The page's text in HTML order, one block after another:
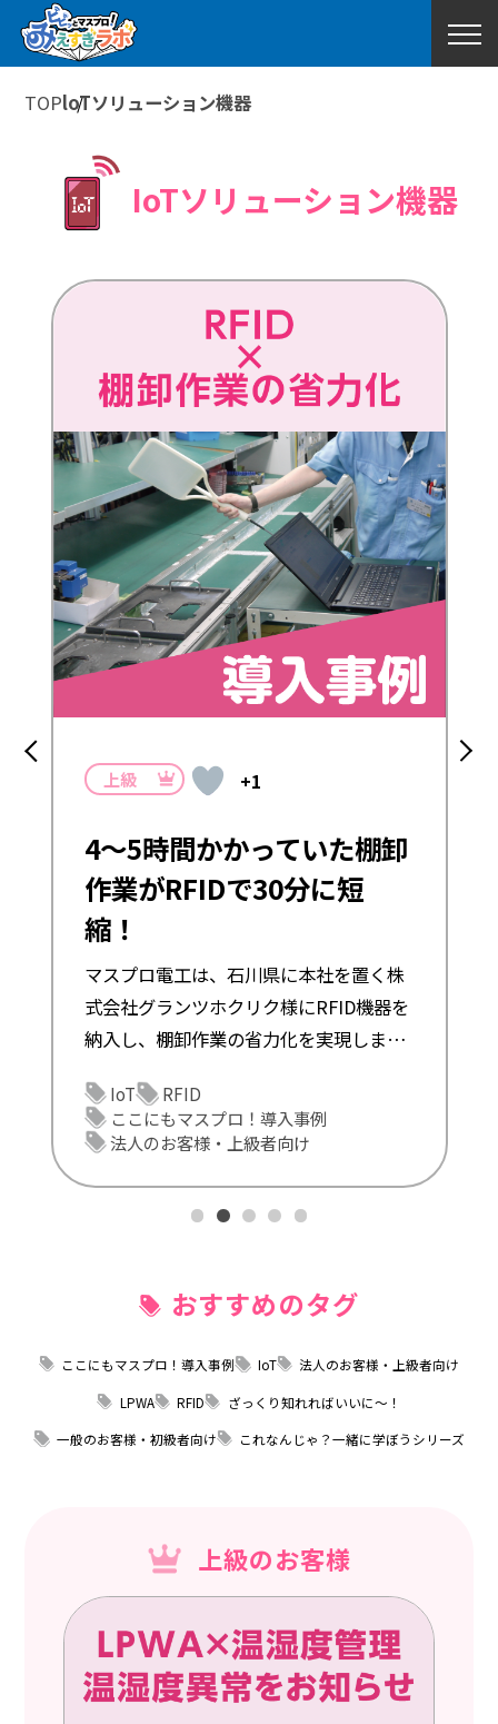
TOPloTソリューション機器
IoTソリューション機器
分に短
県に本社を置く株
ク様にRFID機器を
力化を実現しまし
の背景、システム
いて紹介します。
RFIDとは？UHF
特長や効果を簡
で使われている技術なん
では、RFIDとは？RFID
いて簡単に解説します。
IoT
RFID
一般のお客様・初級者
今さら聞きにくい用語
おすすめのタグ
ここにもマスプロ！導入事例 IoT
法人のお客様・上級者向け
LPWA
RFID
ざっくり知れればいいに～！
一般のお客様・初級者向け
これなんじゃ？一緒に学ぼうシリーズ
上級のお客様